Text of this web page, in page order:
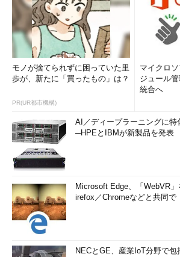
基本速度
このCPUの仕様上の標準クロック周波数。
高くなることもあるし、アイドル時にはこ
ある
ソケット
CPU数。多くのPCでは「
」。ハイエンド
ーバでは、2つ以上のCPUを装着できるもの
コア
CPUのコア数。クライアント向けCPUで
多い。ハイエンド／サーバ向けでは20～
のコアを持つCPUもある
セッサ数
L1／L2
／L3キ
1次／2次／3次キャッシュのサイズ。この
じくクロック周波数でも性能が高くなる（
仮想化機能が使えるか、仮想環境下で実行
す（詳細は後述）
［CPU］カテゴリーに表示されるCPUの仕様
●仮想化に関する情報
モノが捨てられずに困っていた里
歩が、新たに「買ったもの」は？
PR(UR都市機構)
マイクロ
ジュール
統合へ
AI／ディープラーニングに
─HPEとIBMが新製品を発表
Microsoft Edge、「WebVR
irefox／Chromeなどと共同で
NECとGE、産業IoT分野で